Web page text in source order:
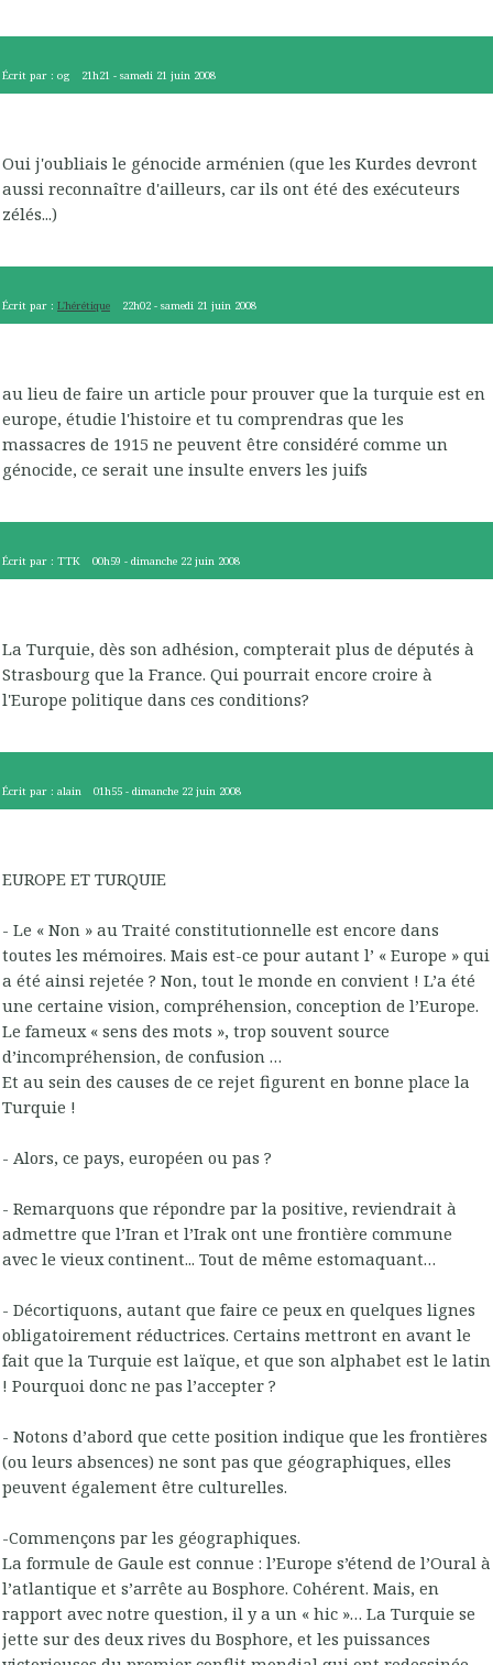
Écrit par : og 21h21 -samedi 21 juin 2008
Oui j'oubliais le génocide arménien (que les Kurdes devront
aussi reconnaître d'ailleurs, car ils ont été des exécuteurs
zélés...)
Écrit par : L'hérétique 22h02 -samedi 21 juin 2008
au lieu de faire un article pour prouver que la turquie est en
europe, étudie l'histoire et tu comprendras que les
massacres de 1915 ne peuvent être considéré comme un
génocide, ce serait une insulte envers les juifs
Écrit par : TTK 00h59 -dimanche 22 juin 2008
La Turquie, dès son adhésion, compterait plus de députés à
Strasbourg que la France. Qui pourrait encore croire à
l'Europe politique dans ces conditions?
Écrit par : alain 01h55 -dimanche 22 juin 2008
EUROPE ET TURQUIE
- Le « Non » au Traité constitutionnelle est encore dans
toutes les mémoires. Mais est-ce pour autant l’ « Europe » qui
a été ainsi rejetée ? Non, tout le monde en convient ! L’a été
une certaine vision, compréhension, conception de l’Europe.
Le fameux « sens des mots », trop souvent source
d’incompréhension, de confusion …
Et au sein des causes de ce rejet figurent en bonne place la
Turquie !
- Alors, ce pays, européen ou pas ?
- Remarquons que répondre par la positive, reviendrait à
admettre que l’Iran et l’Irak ont une frontière commune
avec le vieux continent... Tout de même estomaquant…
- Décortiquons, autant que faire ce peux en quelques lignes
obligatoirement réductrices. Certains mettront en avant le
fait que la Turquie est laïque, et que son alphabet est le latin
! Pourquoi donc ne pas l’accepter ?
- Notons d’abord que cette position indique que les frontières
(ou leurs absences) ne sont pas que géographiques, elles
peuvent également être culturelles.
-Commençons par les géographiques.
La formule de Gaule est connue : l’Europe s’étend de l’Oural à
l’atlantique et s’arrête au Bosphore. Cohérent. Mais, en
rapport avec notre question, il y a un « hic »… La Turquie se
jette sur des deux rives du Bosphore, et les puissances